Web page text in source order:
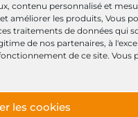
contenu personnalisé et
améliorer les produits, Vous
traitements de données qui
de nos partenaires, à
de ce site. Vous
les cookies